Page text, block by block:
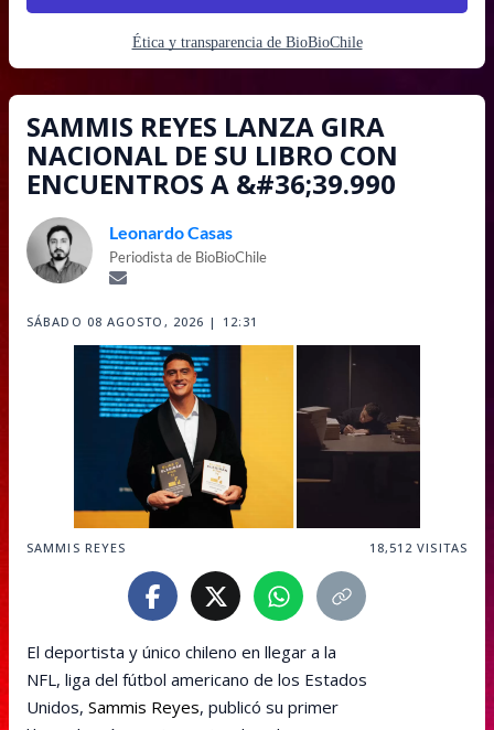
Ética y transparencia de BioBioChile
SAMMIS REYES LANZA GIRA
NACIONAL DE SU LIBRO CON
ENCUENTROS A &#36;39.990
Leonardo Casas
Periodista de BioBioChile
SÁBADO 08 AGOSTO, 2026 | 12:31
SAMMIS REYES 18,512 VISITAS
El deportista y único chileno en llegar a la
NFL, liga del fútbol americano de los Estados
Unidos, Sammis Reyes, publicó su primer